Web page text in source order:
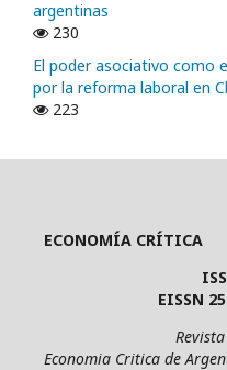
argentinas
230
El poder asociativo como
por la reforma laboral en
223
ECONOMÍA CRÍTICA
ISSN
EISSN 2525-
Revista editada
Economia Critica de